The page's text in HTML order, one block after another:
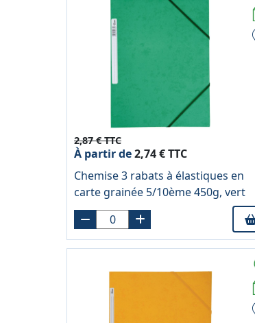
2,87 € TTC
À partir de2,74 € TTC
Chemise 3 rabats à élastiques en
carte grainée 5/10ème 450g, vert